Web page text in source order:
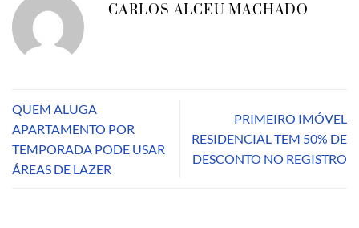
CARLOS ALCEU MACHADO
QUEM ALUGA
APARTAMENTO POR
TEMPORADA PODE USAR
ÁREAS DE LAZER
PRIMEIRO IMÓVEL
RESIDENCIAL TEM 50% DE
DESCONTO NO REGISTRO